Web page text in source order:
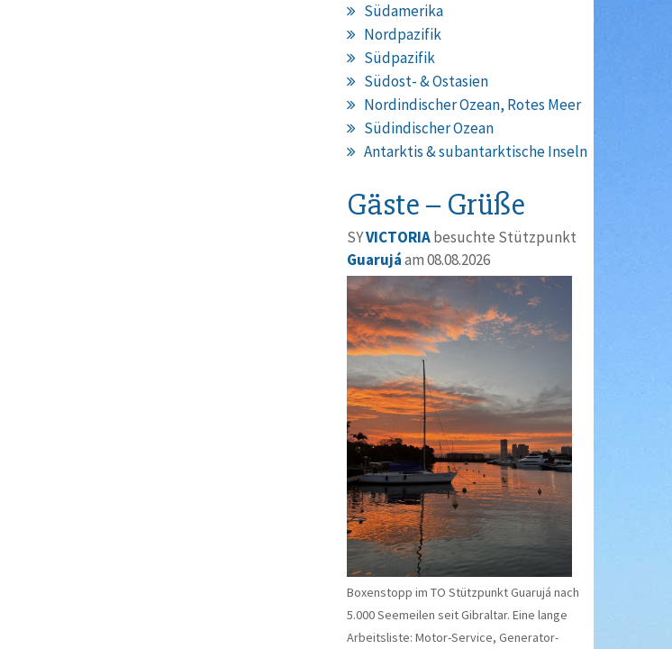
Südamerika
Nordpazifik
Südpazifik
Südost- & Ostasien
Nordindischer Ozean, Rotes Meer
Südindischer Ozean
Antarktis & subantarktische Inseln
Gäste – Grüße
SYVICTORIAbesuchte Stützpunkt
Guarujáam 08.08.2026
Boxenstopp im TO Stützpunkt Guarujá nach
5.000 Seemeilen seit Gibraltar. Eine lange
Arbeitsliste: Motor-Service, Generator-